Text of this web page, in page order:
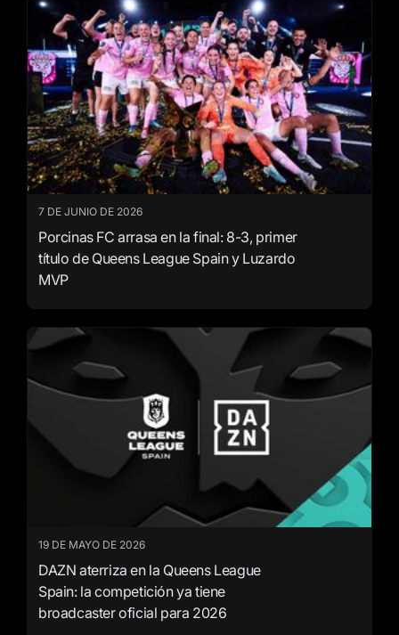
7 DE JUNIO DE 2026
Porcinas FC arrasa en la final: 8-3, primer
título de Queens League Spain y Luzardo
MVP
19 DE MAYO DE 2026
DAZN aterriza en la Queens League
Spain: la competición ya tiene
broadcaster oficial para 2026